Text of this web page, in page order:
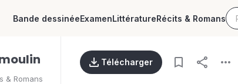
Bande dessinéeExamenLittératureRécits & Romans
& Romans
Télécharger